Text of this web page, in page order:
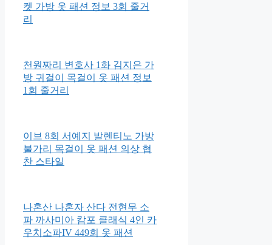
켓 가방 옷 패션 정보 3회 줄거
리
천원짜리 변호사 1화 김지은 가
방 귀걸이 목걸이 옷 패션 정보
1회 줄거리
이브 8회 서예지 발렌티노 가방
불가리 목걸이 옷 패션 의상 협
찬 스타일
나혼산 나혼자 산다 전현무 소
파 까사미아 캄포 클래식 4인 카
우치소파IV 449회 옷 패션